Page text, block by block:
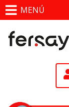
MENÚ